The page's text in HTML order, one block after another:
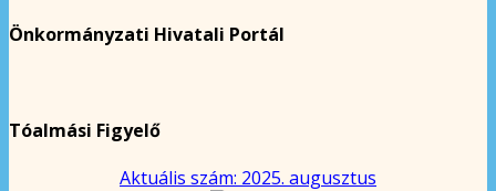
Önkormányzati Hivatali Portál
Tóalmási Figyelő
Aktuális szám: 2025. augusztus